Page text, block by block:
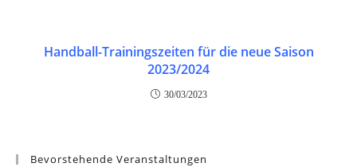
Handball-Trainingszeiten für die neue Saison
2023/2024
30/03/2023
Bevorstehende Veranstaltungen